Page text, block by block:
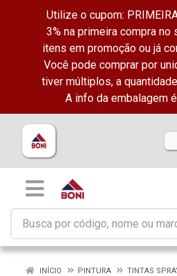
Utilize o cupom:
3% na primeira compra no
itens em promoção ou já
Você pode comprar por
tiver múltiplos, a
A info da embalagem
INÍCIO PINTURA
TINTAS